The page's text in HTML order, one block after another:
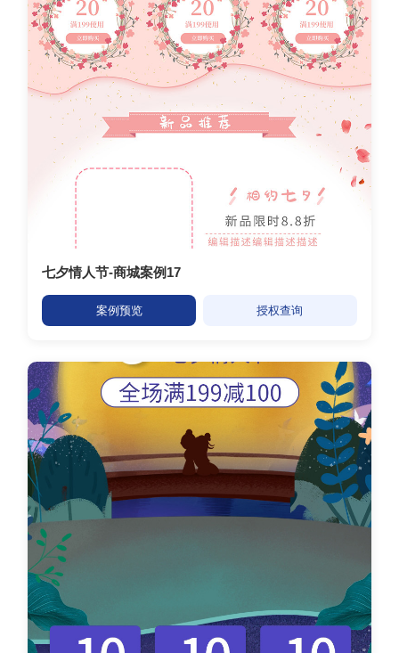
七夕情人节-商城案例17
案例预览 授权查询